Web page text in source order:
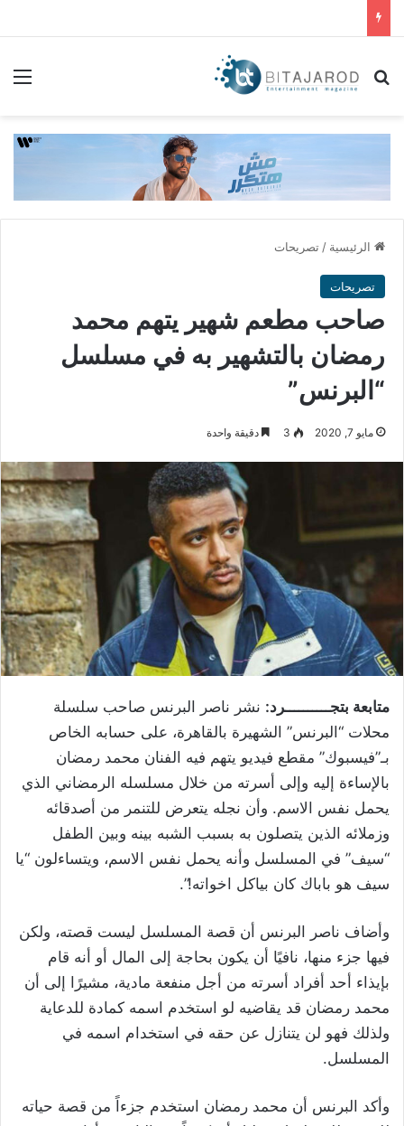
بحث عن
الرئيسية / تصريحات
تصريحات
صاحب مطعم شهير يتهم محمد
رمضان بالتشهير به في مسلسل
“البرنس”
مايو 7, 2020 3 دقيقة واحدة
متابعة بتجــــــــــرد: نشر ناصر البرنس صاحب سلسلة
محلات “البرنس” الشهيرة بالقاهرة، على حسابه الخاص
بـ”فيسبوك” مقطع فيديو يتهم فيه الفنان محمد رمضان
بالإساءة إليه وإلى أسرته من خلال مسلسله الرمضاني ‏الذي
يحمل نفس الاسم.‏ وأن نجله يتعرض للتنمر من أصدقائه
وزملائه الذين يتصلون به بسبب الشبه بينه ‏وبين الطفل
“سيف” في المسلسل وأنه يحمل نفس الاسم، ويتساءلون “يا
سيف هو باباك كان بياكل اخواته!”.‏
وأضاف ناصر البرنس أن قصة المسلسل ليست قصته، ولكن
فيها جزء منها، نافيًا أن يكون بحاجة إلى المال أو أنه قام
بإيذاء أحد ‏أفراد أسرته من أجل منفعة مادية، مشيرًا إلى أن
محمد رمضان قد يقاضيه لو استخدم اسمه كمادة للدعاية
ولذلك فهو لن يتنازل عن حقه ‏في استخدام اسمه في
المسلسل.‏
وأكد البرنس أن محمد رمضان استخدم جزءاً من قصة حياته